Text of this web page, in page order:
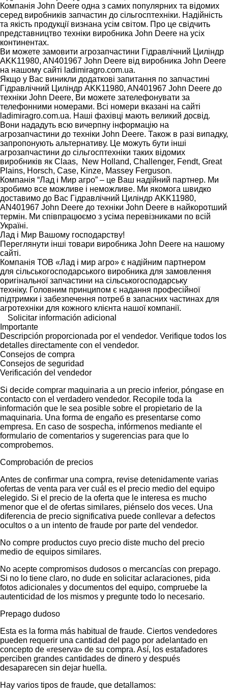
Компанія John Deere одна з самих популярних та відомих
серед виробників запчастин до сільгосптехніки. Надійність
та якість продукції визнана усім світом. Про це свідчить
представництво техніки виробника John Deere на усіх
континентах.
Ви можете замовити агрозапчастини Гідравлічний Циліндр
AKK11980, AN401967 John Deere від виробника John Deere
на нашому сайті ladimiragro.com.ua.
Якщо у Вас виникли додаткові запитання по запчастині
Гідравлічний Циліндр AKK11980, AN401967 John Deere до
техніки John Deere, Ви можете зателефонувати за
телефонними номерами. Всі номери вказані на сайті
ladimiragro.com.ua. Наші фахівці мають великий досвід.
Вони нададуть всю вичерпну інформацію на
агрозапчастини до техніки John Deere. Також в разі випадку,
запропонують альтернативу. Це можуть бути інші
агрозапчастини до сільгосптехніки таких відомих
виробників як Claas, New Holland, Challenger, Fendt, Great
Plains, Horsch, Case, Kinze, Massey Ferguson.
Компанія “Лад і Мир агро” – це Ваш надійний партнер. Ми
зробимо все можливе і неможливе. Ми якомога швидко
доставимо до Вас Гідравлічний Циліндр AKK11980,
AN401967 John Deere до техніки John Deere в найкоротший
термін. Ми співпрацюємо з усіма перевізниками по всій
Україні.
Лад і Мир Вашому господарству!
Переглянути інші товари виробника John Deere на нашому
сайті.
Компанія ТОВ «Лад і мир агро» є надійним партнером
для сільськогосподарського виробника для замовлення
оригінальної запчастини на сільськогосподарську
техніку. Головним принципом є надання професійної
підтримки і забезпечення потреб в запасних частинах для
агротехніки для кожного клієнта нашої компанії.
Solicitar información adicional
Importante
Descripción proporcionada por el vendedor. Verifique todos los
detalles directamente con el vendedor.
Consejos de compra
Consejos de seguridad
Verificación del vendedor
Si decide comprar maquinaria a un precio inferior, póngase en
contacto con el verdadero vendedor. Recopile toda la
información que le sea posible sobre el propietario de la
maquinaria. Una forma de engaño es presentarse como
empresa. En caso de sospecha, infórmenos mediante el
formulario de comentarios y sugerencias para que lo
comprobemos.
Comprobación de precios
Antes de confirmar una compra, revise detenidamente varias
ofertas de venta para ver cuál es el precio medio del equipo
elegido. Si el precio de la oferta que le interesa es mucho
menor que el de ofertas similares, piénselo dos veces. Una
diferencia de precio significativa puede conllevar a defectos
ocultos o a un intento de fraude por parte del vendedor.
No compre productos cuyo precio diste mucho del precio
medio de equipos similares.
No acepte compromisos dudosos o mercancías con prepago.
Si no lo tiene claro, no dude en solicitar aclaraciones, pida
fotos adicionales y documentos del equipo, compruebe la
autenticidad de los mismos y pregunte todo lo necesario.
Prepago dudoso
Esta es la forma más habitual de fraude. Ciertos vendedores
pueden requerir una cantidad del pago por adelantado en
concepto de «reserva» de su compra. Así, los estafadores
perciben grandes cantidades de dinero y después
desaparecen sin dejar huella.
Hay varios tipos de fraude, que detallamos: